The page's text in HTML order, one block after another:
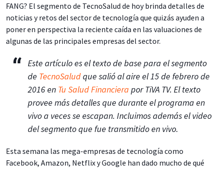
FANG? El segmento de TecnoSalud de hoy brinda detalles de
noticias y retos del sector de tecnología que quizás ayuden a
poner en perspectiva la reciente caída en las valuaciones de
algunas de las principales empresas del sector.
Este artículo es el texto de base para el segmento
de TecnoSaludque salió al aire el 15 de febrero de
2016 en Tu Salud Financiera por TiVA TV. El texto
provee más detalles que durante el programa en
vivo a veces se escapan. Incluimos además el video
del segmento que fue transmitido en vivo.
Esta semana las mega-empresas de tecnología como
Facebook, Amazon, Netflix y Google han dado mucho de qué